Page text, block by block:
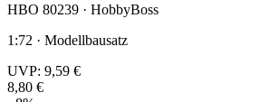
HBO 80239 · HobbyBoss
1:72 · Modellbausatz
UVP: 9,59 €
8,80 €